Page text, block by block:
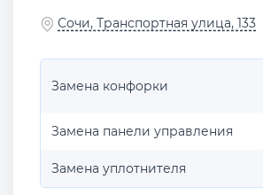
Сочи, Транспортная улица, 133
Замена конфорки
Замена панели управления
Замена уплотнителя